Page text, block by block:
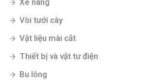
Xe nâng
Vòi tưới cây
Vật liệu mài cắt
Thiết bị và vật tư điện
Bu lông